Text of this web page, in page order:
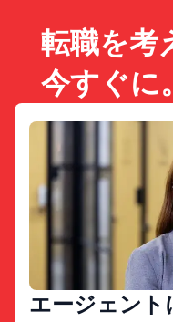
転職を考
今すぐに。
エージェント